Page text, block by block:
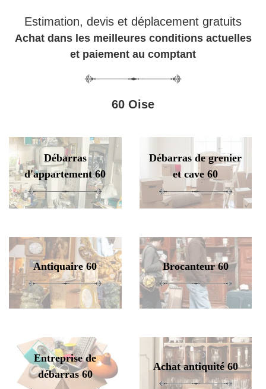
Estimation, devis et déplacement gratuits
Achat dans les meilleures conditions actuelles
et paiement au comptant
60 Oise
Débarras
d'appartement 60
Débarras de grenier
et cave 60
Antiquaire 60 Brocanteur 60
Entreprise de
débarras 60
Achat antiquité 60